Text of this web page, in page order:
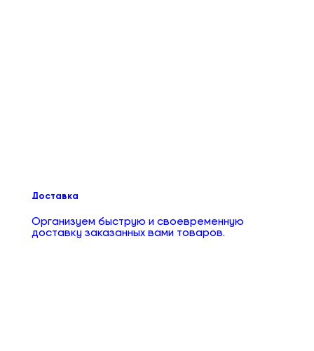
Доставка
Организуем быструю и своевременную
доставку заказанных вами товаров.